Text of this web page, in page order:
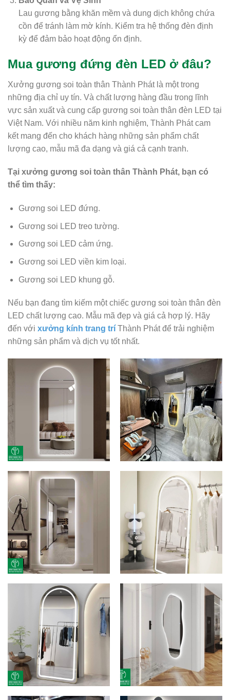
Lau gương bằng khăn mềm và dung dịch không chứa
cồn để tránh làm mờ kính. Kiểm tra hệ thống đèn định
kỳ để đảm bảo hoạt động ổn định.
Mua gương đứng đèn LED ở đâu?
Xưởng gương soi toàn thân Thành Phát là một trong
những địa chỉ uy tín. Và chất lượng hàng đầu trong lĩnh
vực sản xuất và cung cấp gương soi toàn thân đèn LED tại
Việt Nam. Với nhiều năm kinh nghiệm, Thành Phát cam
kết mang đến cho khách hàng những sản phẩm chất
lượng cao, mẫu mã đa dạng và giá cả cạnh tranh.
Tại xưởng gương soi toàn thân Thành Phát, bạn có
thể tìm thấy:
Gương soi LED đứng.
Gương soi LED treo tường.
Gương soi LED cảm ứng.
Gương soi LED viền kim loại.
Gương soi LED khung gỗ.
Nếu bạn đang tìm kiếm một chiếc gương soi toàn thân đèn
LED chất lượng cao. Mẫu mã đẹp và giá cả hợp lý. Hãy
đến với xưởng kính trang trí Thành Phát để trải nghiệm
những sản phẩm và dịch vụ tốt nhất.